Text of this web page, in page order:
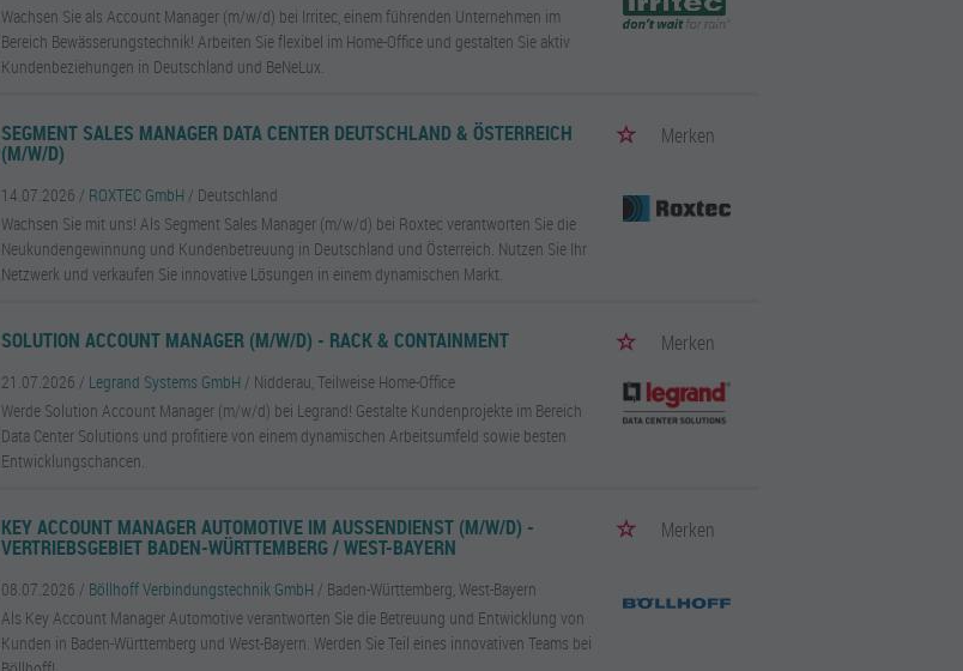
Wachsen Sie als Account Manager (m/w/d) bei Irritec, einem führenden Unternehmen im
Bereich Bewässerungstechnik! Arbeiten Sie flexibel im Home-Office und gestalten Sie aktiv
Kundenbeziehungen in Deutschland und BeNeLux.
SEGMENT SALES MANAGER DATA CENTER DEUTSCHLAND & ÖSTERREICH
(M/W/D)
Merken
14.07.2026 / ROXTEC GmbH / Deutschland
Wachsen Sie mit uns! Als Segment Sales Manager (m/w/d) bei Roxtec verantworten Sie die
Neukundengewinnung und Kundenbetreuung in Deutschland und Österreich. Nutzen Sie Ihr
Netzwerk und verkaufen Sie innovative Lösungen in einem dynamischen Markt.
SOLUTION ACCOUNT MANAGER (M/W/D) - RACK & CONTAINMENT Merken
21.07.2026 / Legrand Systems GmbH / Nidderau, Teilweise Home-Office
Werde Solution Account Manager (m/w/d) bei Legrand! Gestalte Kundenprojekte im Bereich
Data Center Solutions und profitiere von einem dynamischen Arbeitsumfeld sowie besten
Entwicklungschancen.
KEY ACCOUNT MANAGER AUTOMOTIVE IM AUSSENDIENST (M/W/D) - V
ERTRIEBSGEBIET BADEN-WÜRTTEMBERG / WEST-BAYERN
Merken
08.07.2026 / Böllhoff Verbindungstechnik GmbH / Baden-Württemberg, West-Bayern
Als Key Account Manager Automotive verantworten Sie die Betreuung und Entwicklung von
Kunden in Baden-Württemberg und West-Bayern. Werden Sie Teil eines innovativen Teams bei